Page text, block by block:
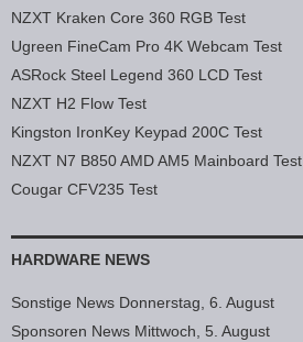
NZXT Kraken Core 360 RGB Test
Ugreen FineCam Pro 4K Webcam Test
ASRock Steel Legend 360 LCD Test
NZXT H2 Flow Test
Kingston IronKey Keypad 200C Test
NZXT N7 B850 AMD AM5 Mainboard Test
Cougar CFV235 Test
HARDWARE NEWS
Sonstige News Donnerstag, 6. August
Sponsoren News Mittwoch, 5. August